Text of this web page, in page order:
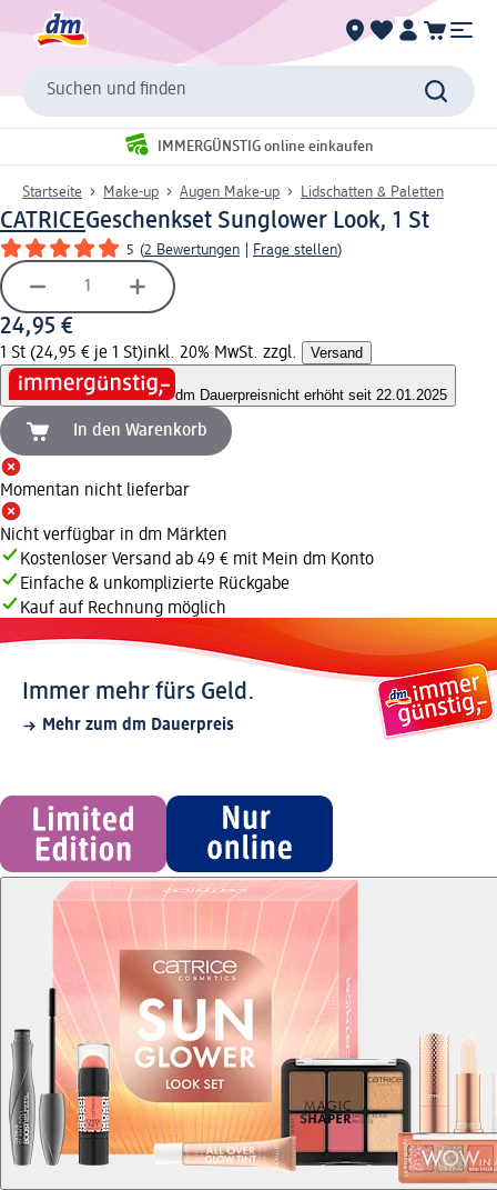
Suchen und finden
IMMERGÜNSTIG online einkaufen
Startseite Make-up Augen Make-up Lidschatten & Paletten
CATRICEGeschenkset Sunglower Look, 1 St
5 (2 Bewertungen Frage stellen)
24,95 €
1 St (24,95 € je 1 St)inkl. 20% MwSt. zzgl. Versand
dm Dauerpreisnicht erhöht seit 22.01.2025
In den Warenkorb
Momentan nicht lieferbar
Nicht verfügbar in dm Märkten
Kostenloser Versand ab 49 € mit Mein dm Konto
Einfache & unkomplizierte Rückgabe
Kauf auf Rechnung möglich
Immer mehr fürs Geld.
Mehr zum dm Dauerpreis